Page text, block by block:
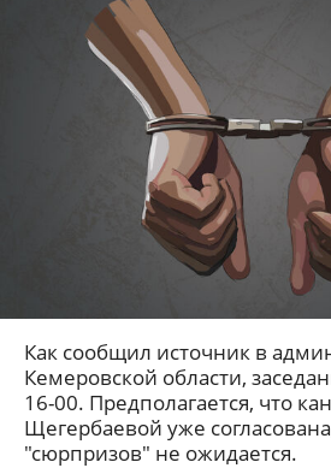
Как сообщил источник в
Кемеровской области,
16-00. Предполагается, что
Щегербаевой уже
"сюрпризов" не ожидается.